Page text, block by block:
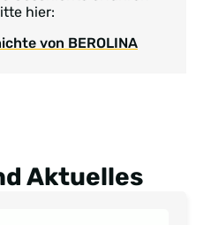
hier:
von BEROLINA
Aktuelles